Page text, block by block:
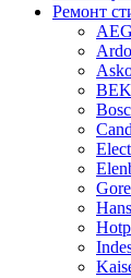
Ремонт
AEG
Ardo